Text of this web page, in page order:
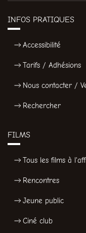
INFOS PRATIQUES
Accessibilité
Tarifs / Adhésions
Nous contacter /
Rechercher
FILMS
Tous les films à
Rencontres
Jeune public
Ciné club